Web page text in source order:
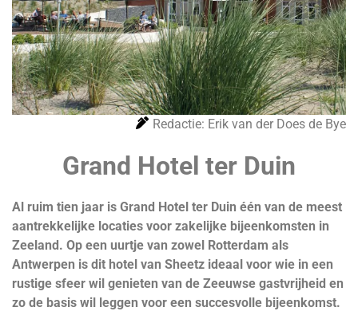
Redactie: Erik van der Does de Bye
Grand Hotel ter Duin
Al ruim tien jaar is Grand Hotel ter Duin één van de meest
aantrekkelijke locaties voor zakelijke bijeenkomsten in
Zeeland. Op een uurtje van zowel Rotterdam als
Antwerpen is dit hotel van Sheetz ideaal voor wie in een
rustige sfeer wil genieten van de Zeeuwse gastvrijheid en
zo de basis wil leggen voor een succesvolle bijeenkomst.